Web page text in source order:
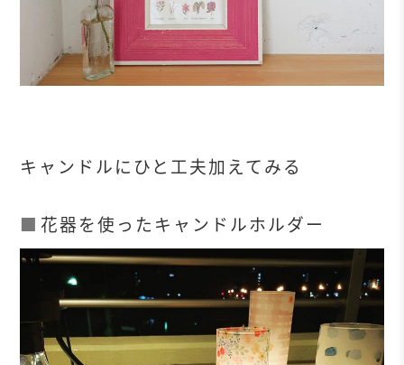
キャンドルにひと工夫加えてみる
花器を使ったキャンドルホルダー